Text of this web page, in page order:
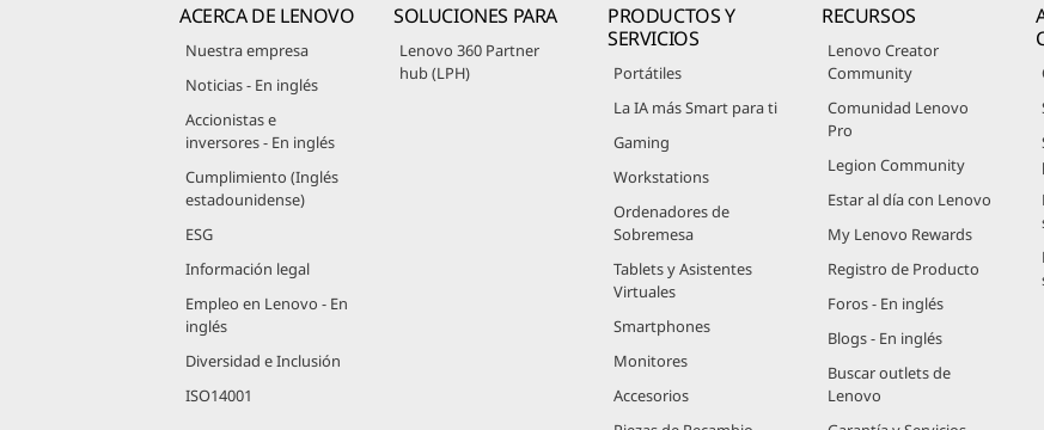
ACERCA DE LENOVO
Nuestra empresa
Noticias - En inglés
Accionistas e
inversores - En inglés
Cumplimiento (Inglés
estadounidense)
ESG
Información legal
Empleo en Lenovo - En
inglés
Diversidad e Inclusión
ISO14001
SOLUCIONES PARA
Lenovo 360 Partner
hub (LPH)
PRODUCTOS Y
SERVICIOS
Portátiles
La IA más Smart para ti
Gaming
Workstations
Ordenadores de
Sobremesa
Tablets y Asistentes
Virtuales
Smartphones
Monitores
Accesorios
RECURSOS
Lenovo Creator
Community
Comunidad Lenovo
Pro
Legion Community
Estar al día con Lenovo
My Lenovo Rewards
Registro de Producto
Foros - En inglés
Blogs - En inglés
Buscar outlets de
Lenovo